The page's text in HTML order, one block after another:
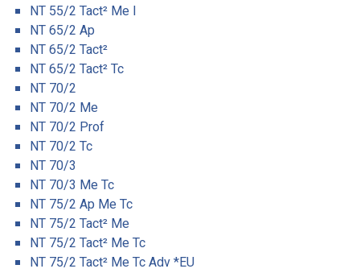
NT 55/2 Tact² Me I
NT 65/2 Ap
NT 65/2 Tact²
NT 65/2 Tact² Tc
NT 70/2
NT 70/2 Me
NT 70/2 Prof
NT 70/2 Tc
NT 70/3
NT 70/3 Me Tc
NT 75/2 Ap Me Tc
NT 75/2 Tact² Me
NT 75/2 Tact² Me Tc
NT 75/2 Tact² Me Tc Adv *EU